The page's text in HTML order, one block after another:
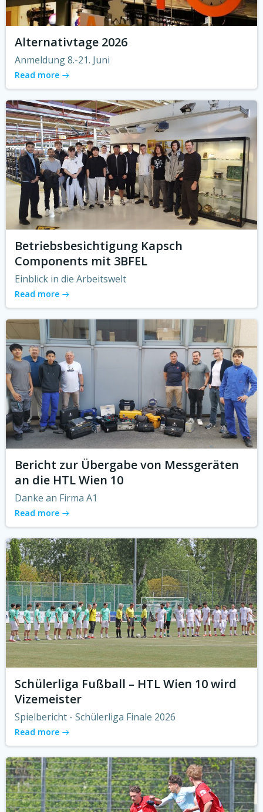
Alternativtage 2026
Anmeldung 8.-21. Juni
Read more
Betriebsbesichtigung Kapsch
Components mit 3BFEL
Einblick in die Arbeitswelt
Read more
Bericht zur Übergabe von Messgeräten
an die HTL Wien 10
Danke an Firma A1
Read more
Schülerliga Fußball – HTL Wien 10 wird
Vizemeister
Spielbericht - Schülerliga Finale 2026
Read more